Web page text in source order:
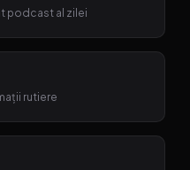
podcast al zilei
rutiere